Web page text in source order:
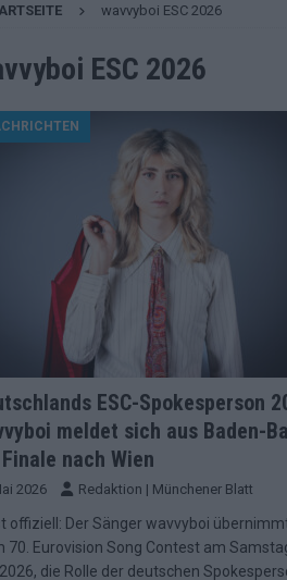
[ Mai 2026 ] ESC 2026 Finale: JJ mit
Acts EUROVISION
kommt EUROVISION
[ Mai 2026 ] Eurovision 2026: Der
KOMMENTAR
[ Mai 2026 ] Von Lugano bis Wien:
neu erfunden hat EUROVISION
[ Mai 2026 ] Eurovision 2026: Das
EUROVISION
KOMMENTAR
[ Mai 2026 ] ESC 2026: Diese zehn
[ Juni 2026 ] Europa-Park
im Überblick
[ Mai 2026 ] Bulgarien hat gewonnen
wavvyboi ESC 2026
ESC 2026
ESC-Spokesperson
meldet sich aus Baden-
nach Wien
2026 Redaktion | Münchener Blatt
offiziell: Der Sänger wavvyboi
70. Eurovision Song Contest am
die Rolle der deutschen